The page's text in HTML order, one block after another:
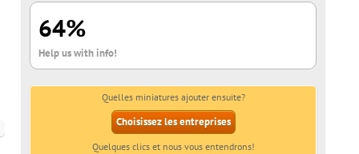
64%
Help us with info!
Quelles miniatures ajouter ensuite?
Choisissez les entreprises
Quelques clics et nous vous entendrons!